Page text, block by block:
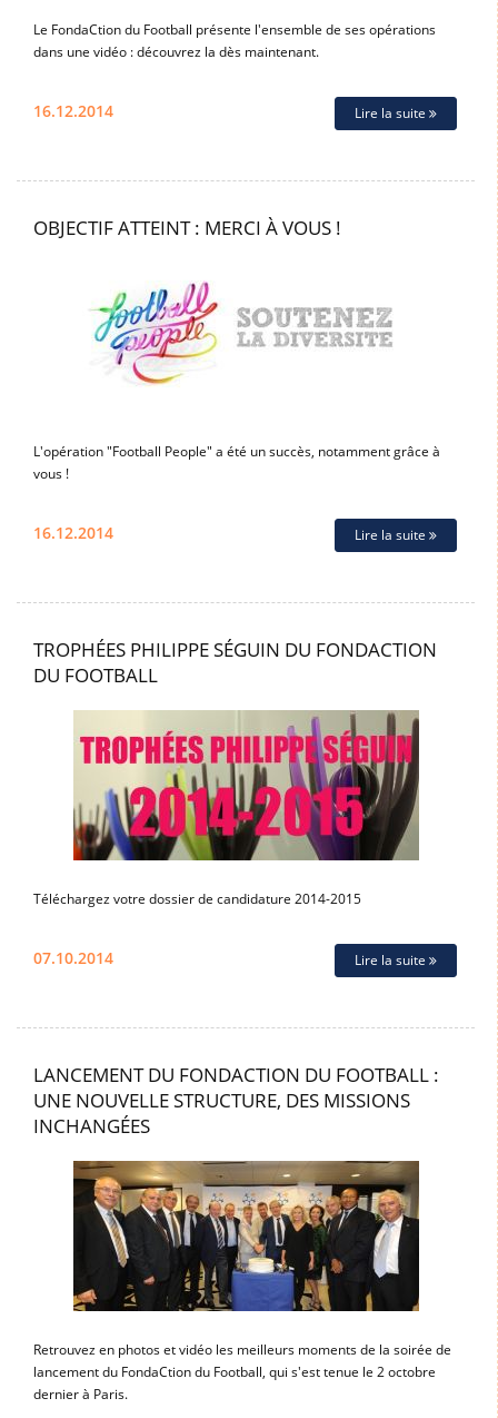
Le FondaCtion du Football présente l'ensemble de ses opérations
dans une vidéo : découvrez la dès maintenant.
16.12.2014 Lire la suite
OBJECTIF ATTEINT : MERCI À VOUS !
L'opération "Football People" a été un succès, notamment grâce à
vous !
16.12.2014 Lire la suite
TROPHÉES PHILIPPE SÉGUIN DU FONDACTION
DU FOOTBALL
Téléchargez votre dossier de candidature 2014-2015
07.10.2014 Lire la suite
LANCEMENT DU FONDACTION DU FOOTBALL :
UNE NOUVELLE STRUCTURE, DES MISSIONS
INCHANGÉES
Retrouvez en photos et vidéo les meilleurs moments de la soirée de
lancement du FondaCtion du Football, qui s'est tenue le 2 octobre
dernier à Paris.